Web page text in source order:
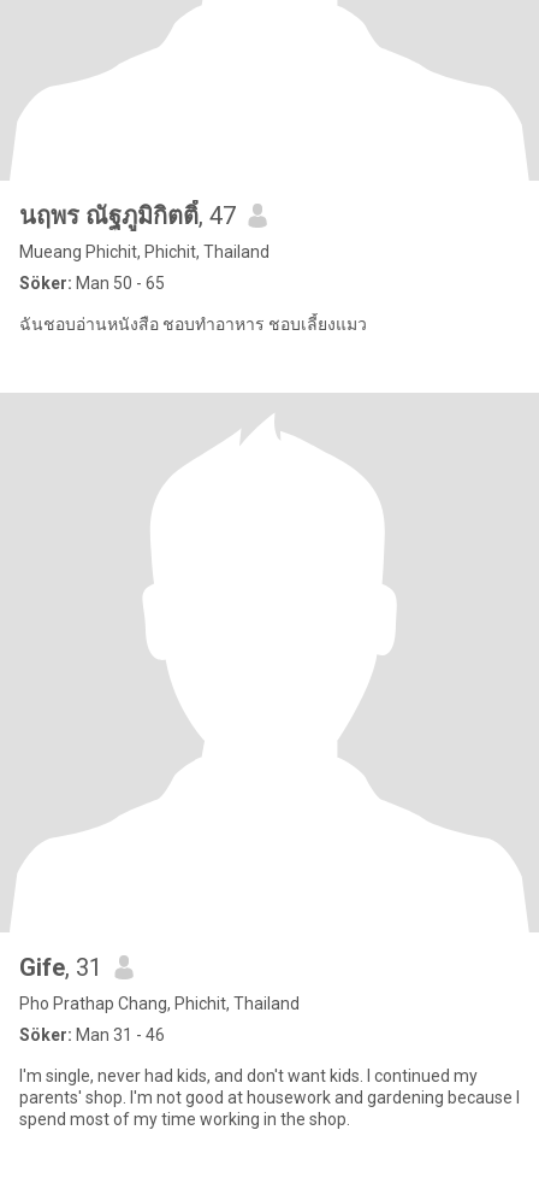
นฤพร ณัฐภูมิกิตติ์, 47
Mueang Phichit, Phichit, Thailand
Söker: Man 50 - 65
ฉันชอบอ่านหนังสือ ชอบทำอาหาร ชอบเลี้ยงแมว
Gife, 31
Pho Prathap Chang, Phichit, Thailand
Söker: Man 31 - 46
I'm single, never had kids, and don't want kids. I continued my
parents' shop. I'm not good at housework and gardening because I
spend most of my time working in the shop.